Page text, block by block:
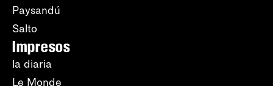
Paysandú
Salto
Impresos
la diaria
Le Monde